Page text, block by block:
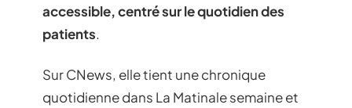
accessible, centré sur le quotidien des
patients.
Sur CNews, elle tient une chronique
quotidienne dans La Matinale semaine et